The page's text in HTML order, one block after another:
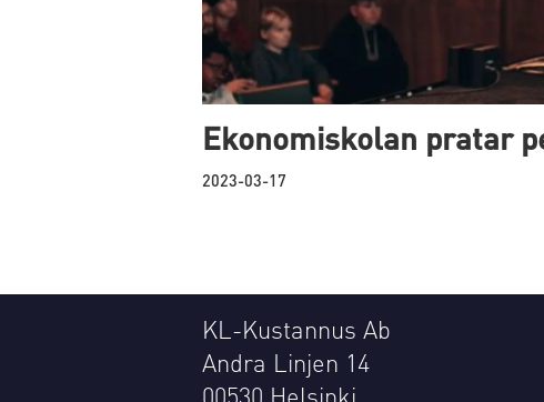
Ekonomiskolan pratar
2023-03-17
KL-Kustannus Ab
Andra Linjen 14
00530 Helsinki